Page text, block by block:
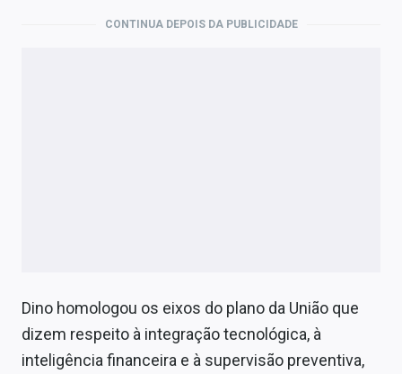
CONTINUA DEPOIS DA PUBLICIDADE
Dino homologou os eixos do plano da União que
dizem respeito à integração tecnológica, à
inteligência financeira e à supervisão preventiva,